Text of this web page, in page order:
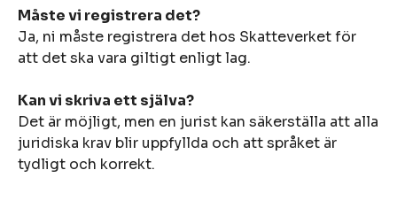
Måste vi registrera det?
Ja, ni måste registrera det hos Skatteverket för
att det ska vara giltigt enligt lag.
Kan vi skriva ett själva?
Det är möjligt, men en jurist kan säkerställa att alla
juridiska krav blir uppfyllda och att språket är
tydligt och korrekt.